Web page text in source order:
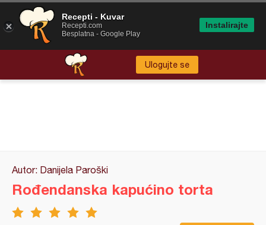
Ulogujte se
Autor: Danijela Paroški
Rođendanska kapućino torta
Recepti - Kuvar
Recepti.com
Besplatna - Google Play
Instalirajte